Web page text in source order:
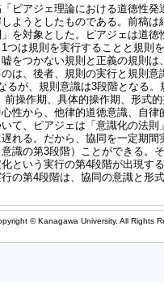
ピアジェ理論における道徳性
ようとしたものである。前稿
を対象とした。ピアジェは道
つは規則を実行することと規則
をつかない規則と正義の規則
のは、後者、規則の実行と規則
るが、規則意識は3段階となる
前操作期、具体的操作期、形式
性から、他律的道徳意識、自
て、ピアジェは「意識化の法
れる。だから、協同を一定期
識の第3段階）ことができる。
という実行の第4段階が出現す
の第4段階は、協同の意識と形
© Kanagawa University. All Rights